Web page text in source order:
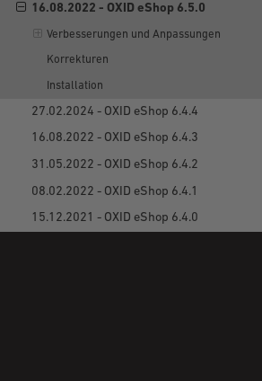
16.08.2022 - OXID eShop 6.5.0
Verbesserungen und Anpassungen
Korrekturen
Installation
27.02.2024 - OXID eShop 6.4.4
16.08.2022 - OXID eShop 6.4.3
31.05.2022 - OXID eShop 6.4.2
08.02.2022 - OXID eShop 6.4.1
15.12.2021 - OXID eShop 6.4.0